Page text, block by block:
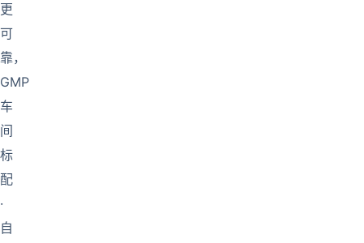
更
可
靠，
GMP
车
间
标
配
·
自